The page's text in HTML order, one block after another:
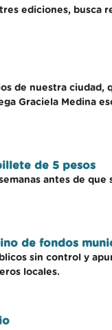
ediciones, busca
de nuestra
Graciela Medina
de 5 pesos
antes de
de fondos
sin control y
locales.